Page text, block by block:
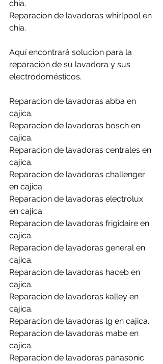
chia.
Reparacion de lavadoras whirlpool en
chia.
Aquí encontrará solucion para la
reparación de su lavadora y sus
electrodomésticos.
Reparacion de lavadoras abba en
cajica.
Reparacion de lavadoras bosch en
cajica.
Reparacion de lavadoras centrales en
cajica.
Reparacion de lavadoras challenger
en cajica.
Reparacion de lavadoras electrolux
en cajica.
Reparacion de lavadoras frigidaire en
cajica.
Reparacion de lavadoras general en
cajica.
Reparacion de lavadoras haceb en
cajica.
Reparacion de lavadoras kalley en
cajica.
Reparacion de lavadoras lg en cajica.
Reparacion de lavadoras mabe en
cajica.
Reparacion de lavadoras panasonic